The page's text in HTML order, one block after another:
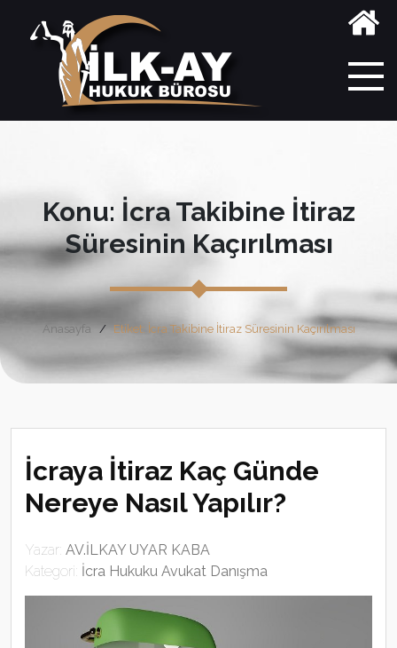
Konu: İcra Takibine İtiraz
Süresinin Kaçırılması
Anasayfa Etiket: İcra Takibine İtiraz Süresinin Kaçırılması
İcraya İtiraz Kaç Günde
Nereye Nasıl Yapılır?
Yazar: AV.İLKAY UYAR KABA
Kategori: İcra Hukuku Avukat Danışma